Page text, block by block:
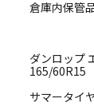
倉庫内保管
ダンロップ
165/60R15
サマータイ